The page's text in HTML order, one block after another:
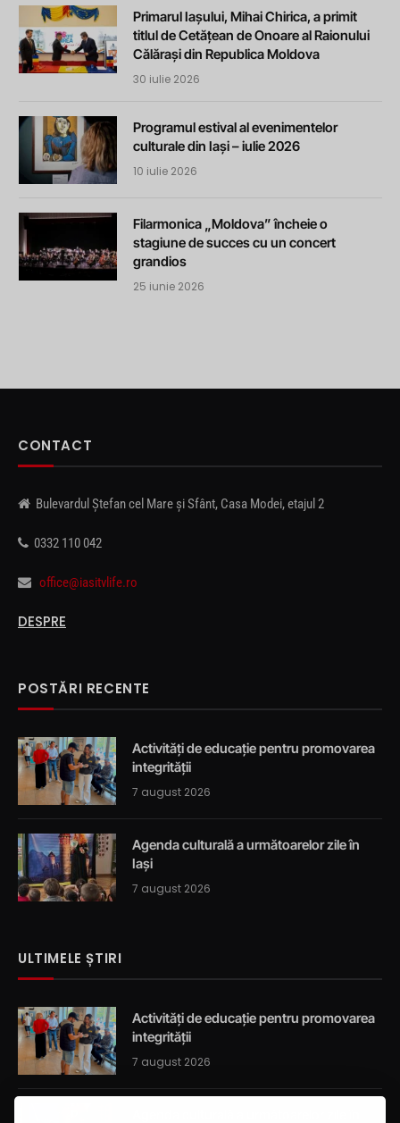
Primarul Iașului, Mihai Chirica, a primit
titlul de Cetățean de Onoare al Raionului
Călărași din Republica Moldova
30 iulie 2026
Programul estival al evenimentelor
culturale din Iași – iulie 2026
10 iulie 2026
Filarmonica „Moldova” încheie o
stagiune de succes cu un concert
grandios
25 iunie 2026
CONTACT
Bulevardul Ștefan cel Mare și Sfânt, Casa Modei, etajul 2
0332 110 042
office@iasitvlife.ro
DESPRE
POSTĂRI RECENTE
Activități de educație pentru promovarea
integrității
7 august 2026
Agenda culturală a următoarelor zile în
Iași
7 august 2026
ULTIMELE ȘTIRI
Activități de educație pentru promovarea
integrității
7 august 2026